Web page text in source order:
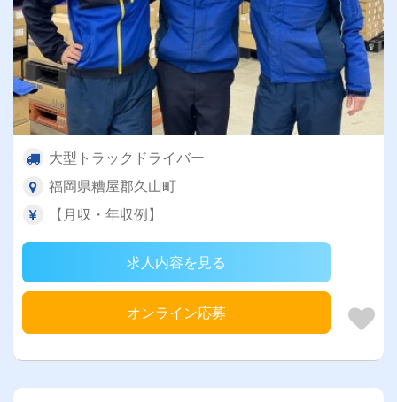
大型トラックドライバー
福岡県糟屋郡久山町
【月収・年収例】
求人内容を見る
オンライン応募